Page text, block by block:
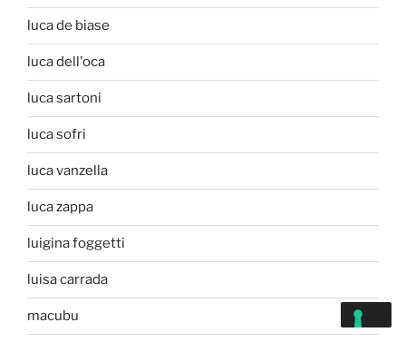
luca de biase
luca dell'oca
luca sartoni
luca sofri
luca vanzella
luca zappa
luigina foggetti
luisa carrada
macubu